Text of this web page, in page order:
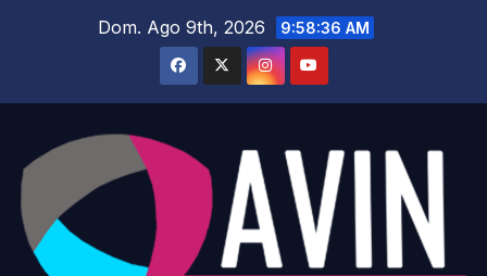
Dom. Ago 9th, 2026 9:58:38 AM